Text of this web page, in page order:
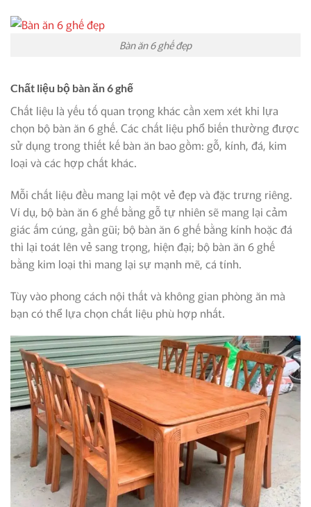
Bàn ăn 6 ghế đẹp
Chất liệu bộ bàn ăn 6 ghế
Chất liệu là yếu tố quan trọng khác cần xem xét khi lựa
chọn bộ bàn ăn 6 ghế. Các chất liệu phổ biến thường được
sử dụng trong thiết kế bàn ăn bao gồm: gỗ, kính, đá, kim
loại và các hợp chất khác.
Mỗi chất liệu đều mang lại một vẻ đẹp và đặc trưng riêng.
Ví dụ, bộ bàn ăn 6 ghế bằng gỗ tự nhiên sẽ mang lại cảm
giác ấm cúng, gần gũi; bộ bàn ăn 6 ghế bằng kính hoặc đá
thì lại toát lên vẻ sang trọng, hiện đại; bộ bàn ăn 6 ghế
bằng kim loại thì mang lại sự mạnh mẽ, cá tính.
Tùy vào phong cách nội thất và không gian phòng ăn mà
bạn có thể lựa chọn chất liệu phù hợp nhất.